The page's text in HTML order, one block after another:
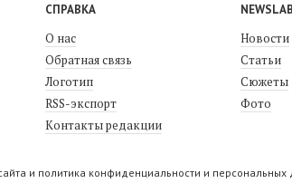
СПРАВКА
О нас
Обратная связь
Логотип
RSS-экспорт
Контакты редакции
NEWSLAB
Новости
Статьи
Сюжеты
Фото
и политика конфиденциальности и персональных